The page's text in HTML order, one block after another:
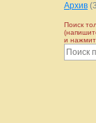
Архив
Поиск
и